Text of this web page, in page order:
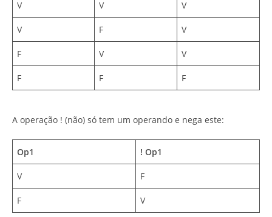
V V V
V F V
F V V
F F F
A operação ! (não) só tem um operando e nega este:
Op1 ! Op1
V F
F V